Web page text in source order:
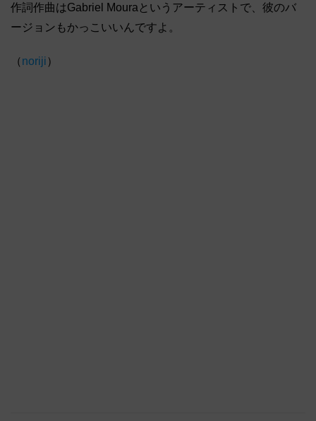
作詞作曲はGabriel Mouraというアーティストで、彼のバ
ージョンもかっこいいんですよ。
（ noriji ）